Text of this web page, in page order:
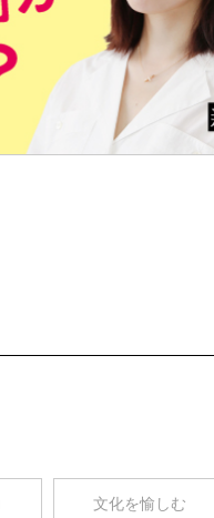
文化を愉しむ